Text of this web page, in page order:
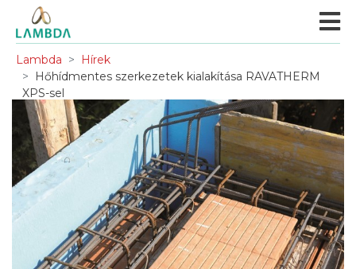
Lambda
Hírek
Hőhídmentes szerkezetek kialakítása RAVATHERM
XPS-sel